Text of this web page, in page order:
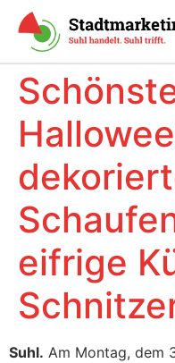
eifrige
Suhl. Am Montag, dem